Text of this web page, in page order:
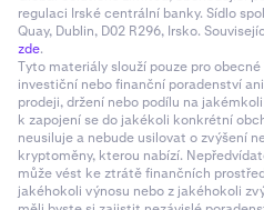
regulaci Irské centrální banky. Sídlo
Quay, Dublin, D02 R296, Irsko.
zde.
Tyto materiály slouží pouze pro
investiční nebo finanční poradenství
prodeji, držení nebo podílu na
k zapojení se do jakékoli konkrétní
neusiluje a nebude usilovat o zvýšení
kryptoměny, kterou nabízí.
může vést ke ztrátě finančních
jakéhokoli výnosu nebo z jakéhokoli